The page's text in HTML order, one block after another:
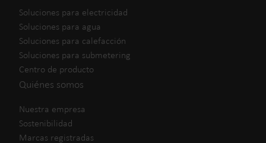
Soluciones para electricidad
Soluciones para agua
Soluciones para calefacción
Soluciones para submetering
Centro de producto
Quiénes somos
Nuestra empresa
Sostenibilidad
Marcas registradas